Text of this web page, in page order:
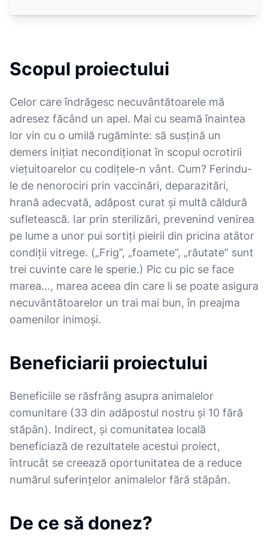
Scopul proiectului
Celor care îndrăgesc necuvântătoarele mă
adresez făcând un apel. Mai cu seamă înaintea
lor vin cu o umilă rugăminte: să susțină un
demers inițiat necondiționat în scopul ocrotirii
viețuitoarelor cu codițele-n vânt. Cum? Ferindu-
le de nenorociri prin vaccinări, deparazitări,
hrană adecvată, adăpost curat și multă căldură
sufletească. Iar prin sterilizări, prevenind venirea
pe lume a unor pui sortiți pieirii din pricina atâtor
condiții vitrege. („Frig”, „foamete”, „răutate” sunt
trei cuvinte care le sperie.) Pic cu pic se face
marea…, marea aceea din care li se poate asigura
necuvântătoarelor un trai mai bun, în preajma
oamenilor inimoși.
Beneficiarii proiectului
Beneficiile se răsfrâng asupra animalelor
comunitare (33 din adăpostul nostru și 10 fără
stăpân). Indirect, și comunitatea locală
beneficiază de rezultatele acestui proiect,
întrucât se creează oportunitatea de a reduce
numărul suferințelor animalelor fără stăpân.
De ce să donez?